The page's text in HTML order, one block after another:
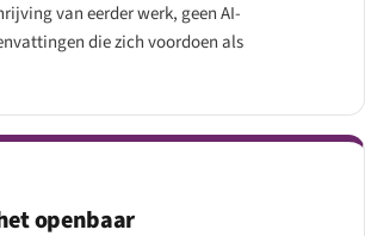
van eerder werk, geen AI-
die zich voordoen als
openbaar